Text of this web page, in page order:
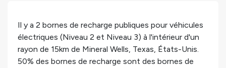
Il y a 2 bornes de recharge publiques pour véhicules
électriques (Niveau 2 et Niveau 3) à l'intérieur d'un
rayon de 15km de Mineral Wells, Texas, États-Unis.
50% des bornes de recharge sont des bornes de